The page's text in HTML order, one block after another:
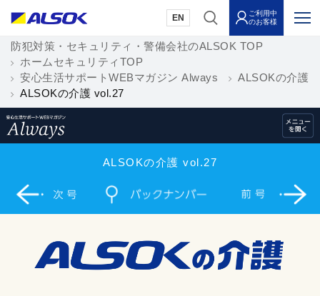
EN
ご利用中
のお客様
防犯対策・セキュリティ・警備会社のALSOK TOP
ホームセキュリティTOP
安心生活サポートWEBマガジン Always
ALSOKの介護
ALSOKの介護 vol.27
ALSOKの介護 vol.27